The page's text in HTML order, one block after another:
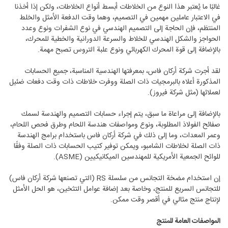
غالبًا ما يُعتبر هذا النوع من الخلاطات أبسط أنواع الخلاطات، ولكن إذا أخذنا
في الاعتبار عاملين مهمين في التصميم، وهما وقت الدفعة الأمثل والخلط
المنتظم، فإن الحاجة إلى التصميم الهندسي في نوع الشفرات ونوع وعدد
الحواجز والشكل الهندسي للخلاط والسرعة الدورانية والخطية للمحرك،
بالإضافة إلى قوة المحرك الكهربائي ونوع علبة التروس تصبح مهمة.
لقد أجرت شركة أركان فاس، بمعرفتها الهندسية المناسبة، جميع الحسابات
المذكورة أعلاه بالبرمجيات ذات الصلة ووفرت خلاطات ذات وقت دفعات ضئيل
لعملائها (مثل شركة فيروز).
بالإضافة إلى مراعاة ما سبق، يتم إجراء حسابات التصميم والهندسة لسمك
صفائح الفولاذ المطلوبة، ونوع ومواصفات هندسة اللحام وطرق فحص اللحام،
وعمر المعدات، وما إلى ذلك في شركة أركان فاس باستخدام برامج الهندسة
ذات الصلة لخلاطات الشامبو، ويمكن توفير كتيب الحسابات ذات الصلة وفقًا
للوائح الجمعية الأمريكية للمهندسين الميكانيكيين (ASME).
إن استخدام مضخة التجانس من سلسلة RS (التي تصنعها شركة أركان فاس)
للتجانس السريع للمنتج، وخاصة بعد إضافة عوامل التثخين، هو الحل الأمثل
لإنتاج منتج مثالي في أقصر وقت ممكن.
المواصفات العامة للمنتج